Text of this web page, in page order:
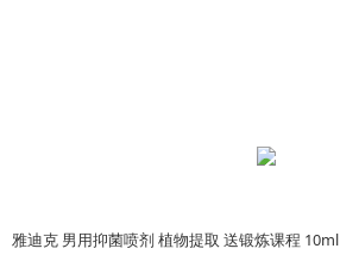
雅迪克 男用抑菌喷剂 植物提取 送锻炼课程 10ml